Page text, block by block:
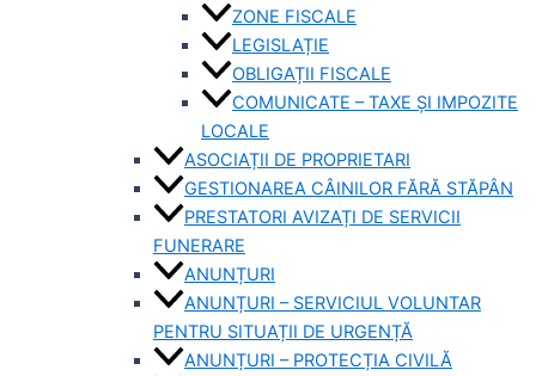
ZONE FISCALE
LEGISLAȚIE
OBLIGAȚII FISCALE
COMUNICATE – TAXE ȘI IMPOZITE
LOCALE
ASOCIAȚII DE PROPRIETARI
GESTIONAREA CÂINILOR FĂRĂ STĂPÂN
PRESTATORI AVIZAȚI DE SERVICII
FUNERARE
ANUNȚURI
ANUNȚURI – SERVICIUL VOLUNTAR
PENTRU SITUAȚII DE URGENȚĂ
ANUNȚURI – PROTECȚIA CIVILĂ